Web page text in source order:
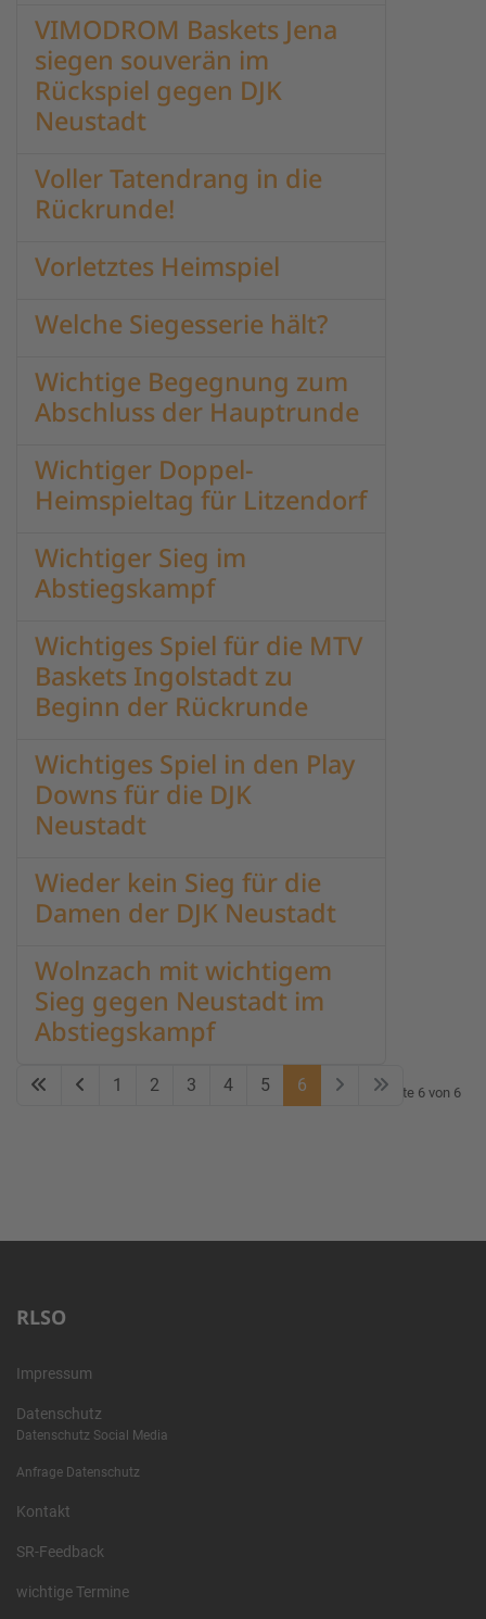
VIMODROM Baskets Jena
siegen souverän im
Rückspiel gegen DJK
Neustadt
Voller Tatendrang in die
Rückrunde!
Vorletztes Heimspiel
Welche Siegesserie hält?
Wichtige Begegnung zum
Abschluss der Hauptrunde
Wichtiger Doppel-
Heimspieltag für Litzendorf
Wichtiger Sieg im
Abstiegskampf
Wichtiges Spiel für die MTV
Baskets Ingolstadt zu
Beginn der Rückrunde
Wichtiges Spiel in den Play
Downs für die DJK
Neustadt
Wieder kein Sieg für die
Damen der DJK Neustadt
Wolnzach mit wichtigem
Sieg gegen Neustadt im
Abstiegskampf
Seite 6 von 6
1 2 3 4 5 6
RLSO
Impressum
Datenschutz
Datenschutz Social Media
Anfrage Datenschutz
Kontakt
SR-Feedback
wichtige Termine